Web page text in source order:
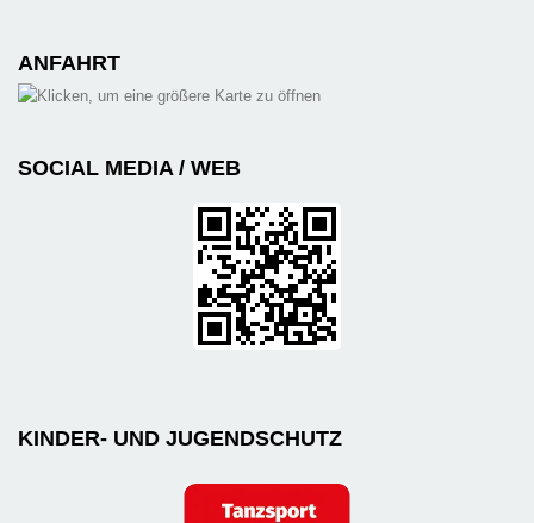
ANFAHRT
SOCIAL MEDIA / WEB
KINDER- UND JUGENDSCHUTZ